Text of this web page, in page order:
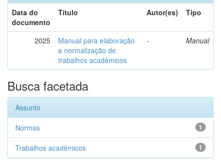
Data do
documento
Título Autor(es) Tipo
2025
Manual para elaboração
e normalização de
trabalhos acadêmicos
- Manual
Busca facetada
Assunto
1
Normas
1
Trabalhos acadêmicos